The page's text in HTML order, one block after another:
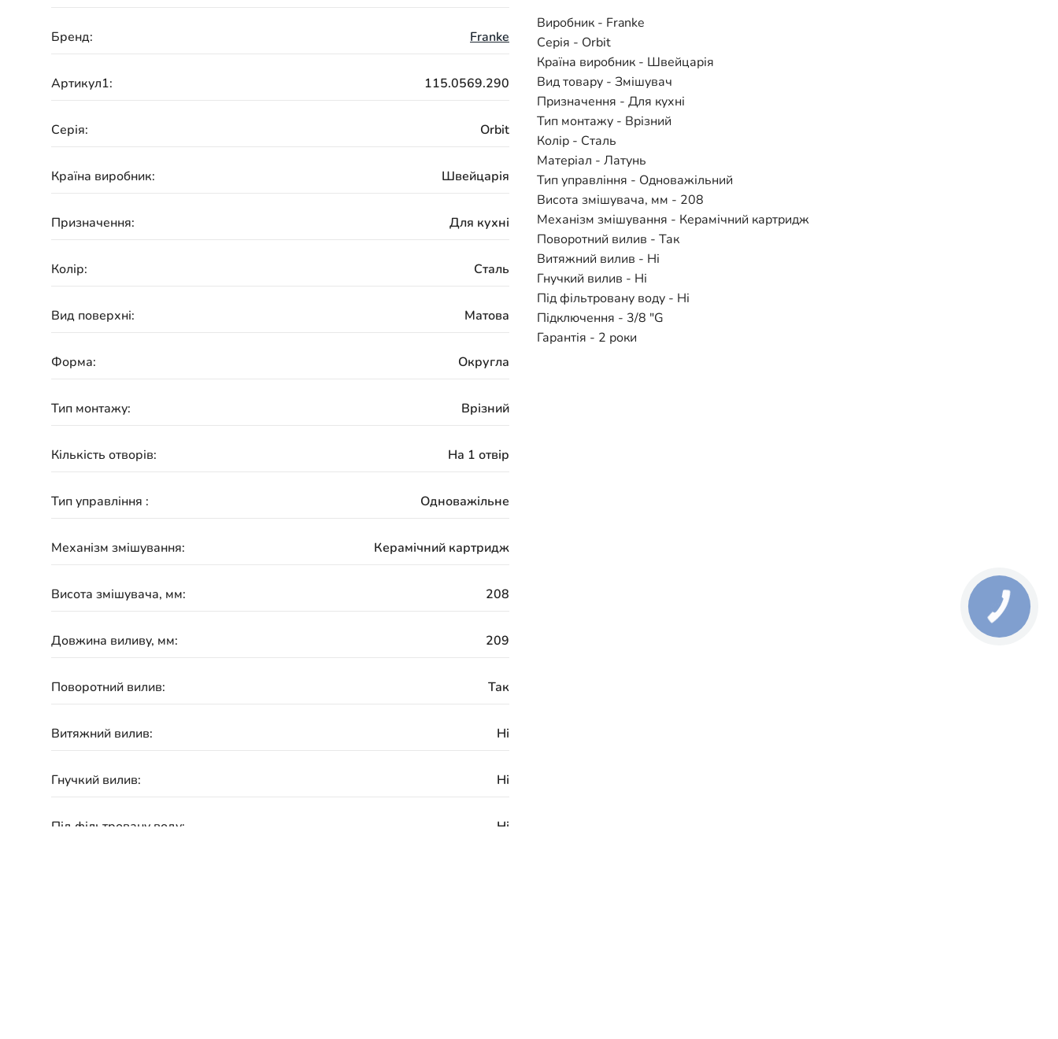
Бренд: Franke
Артикул1: 115.0569.290
Серія: Orbit
Країна виробник: Швейцарія
Призначення: Для кухні
Колір: Сталь
Вид поверхні: Матова
Форма: Округла
Тип монтажу: Врізний
Кількість отворів: На 1 отвір
Тип управління : Одноважільне
Механізм змішування: Керамічний картридж
Висота змішувача, мм: 208
Довжина виливу, мм: 209
Поворотний вилив: Так
Витяжний вилив: Ні
Гнучкий вилив: Ні
Під фільтровану воду: Ні
Виробник - Franke
Серія - Orbit
Країна виробник - Швейцарія
Вид товару - Змішувач
Призначення - Для кухні
Тип монтажу - Врізний
Колір - Сталь
Матеріал - Латунь
Тип управління - Одноважільний
Висота змішувача, мм - 208
Механізм змішування - Керамічний картридж
Поворотний вилив - Так
Витяжний вилив - Ні
Гнучкий вилив - Ні
Під фільтровану воду - Ні
Підключення - 3/8 "G
Гарантія - 2 роки